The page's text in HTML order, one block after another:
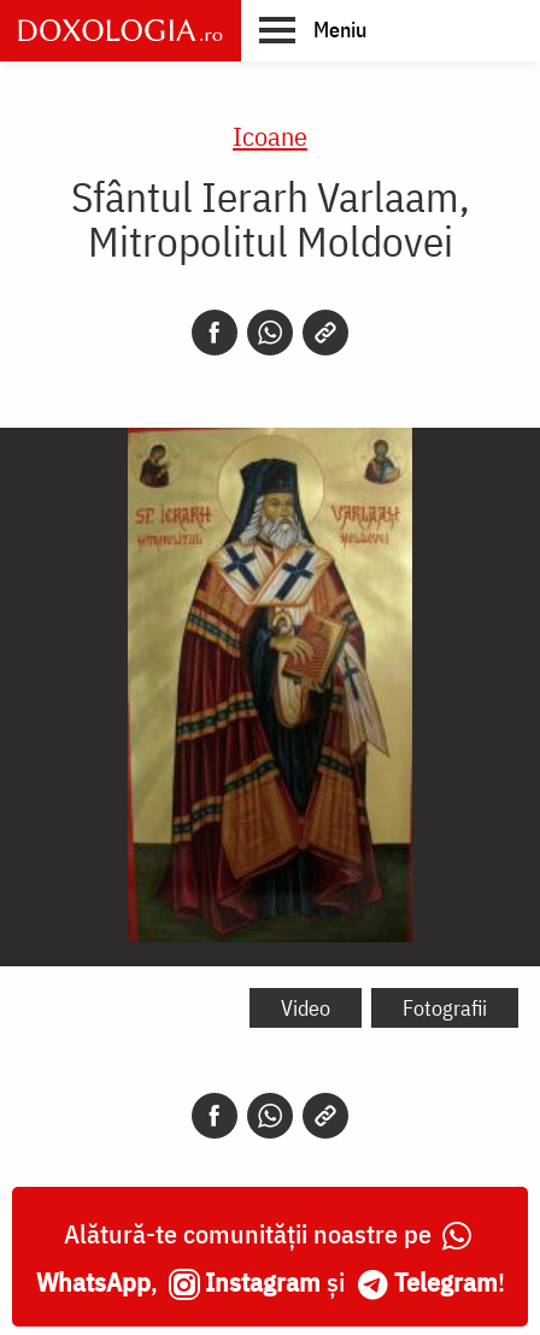
Skip
to
main
Meniu
Icoane
Sfântul Ierarh Varlaam,
Mitropolitul Moldovei
Sfântul
Video Fotografii
Alătură-te comunității noastre pe
WhatsApp, Instagram și Telegram!